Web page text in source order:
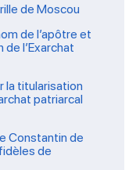
de Moscou
de l’apôtre et
l’Exarchat
la titularisation
patriarcal
Constantin de
de